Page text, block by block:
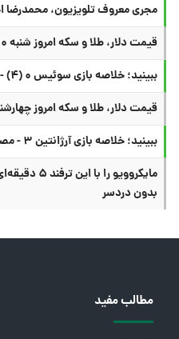
مجری معروف تلویزیون،
قیمت دلار، طلا و سکه امروز شنبه ۲۰ تیر
ببینید؛ خلاصه بازی سوئیس ۰ (۴) - کلمبیا ۰ (۳) در جام جهانی
قیمت دلار، طلا و سکه امروز چهارشنبه ۱۷ تیر
ببینید؛ خلاصه بازی آرژانتین ۳ - مصر ۲ در جام جهانی
مایکروویو
بدون دردسر
مطالب مفید